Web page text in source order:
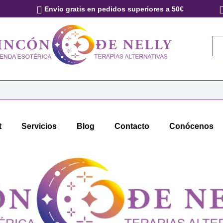
Envío gratis en pedidos superiores a 50€
Servicios Blog Contacto Conócenos